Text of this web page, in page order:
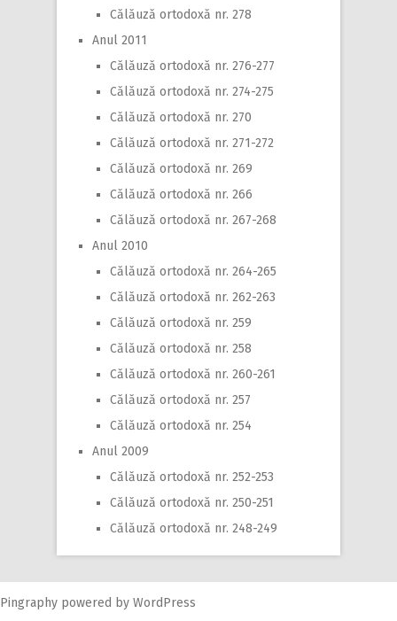
Călăuză ortodoxă nr. 278
Anul 2011
Călăuză ortodoxă nr. 276-277
Călăuză ortodoxă nr. 274-275
Călăuză ortodoxă nr. 270
Călăuză ortodoxă nr. 271-272
Călăuză ortodoxă nr. 269
Călăuză ortodoxă nr. 266
Călăuză ortodoxă nr. 267-268
Anul 2010
Călăuză ortodoxă nr. 264-265
Călăuză ortodoxă nr. 262-263
Călăuză ortodoxă nr. 259
Călăuză ortodoxă nr. 258
Călăuză ortodoxă nr. 260-261
Călăuză ortodoxă nr. 257
Călăuză ortodoxă nr. 254
Anul 2009
Călăuză ortodoxă nr. 252-253
Călăuză ortodoxă nr. 250-251
Călăuză ortodoxă nr. 248-249
Pingraphy powered by WordPress